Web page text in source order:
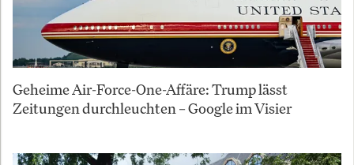
Geheime Air-Force-One-Affäre: Trump lässt
Zeitungen durchleuchten – Google im Visier